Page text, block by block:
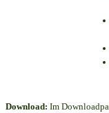
Download: Im